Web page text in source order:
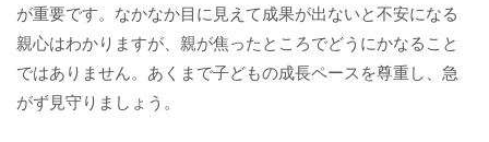
が重要です。なかなか目に見えて成果が出ないと不安になる
親心はわかりますが、親が焦ったところでどうにかなること
ではありません。あくまで子どもの成長ペースを尊重し、急
がず見守りましょう。